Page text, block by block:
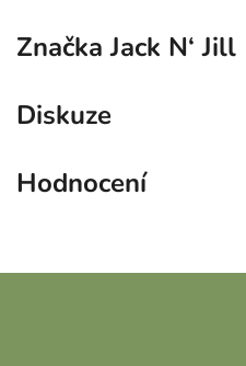
Značka Jack N‘ Jill
Diskuze
Hodnocení